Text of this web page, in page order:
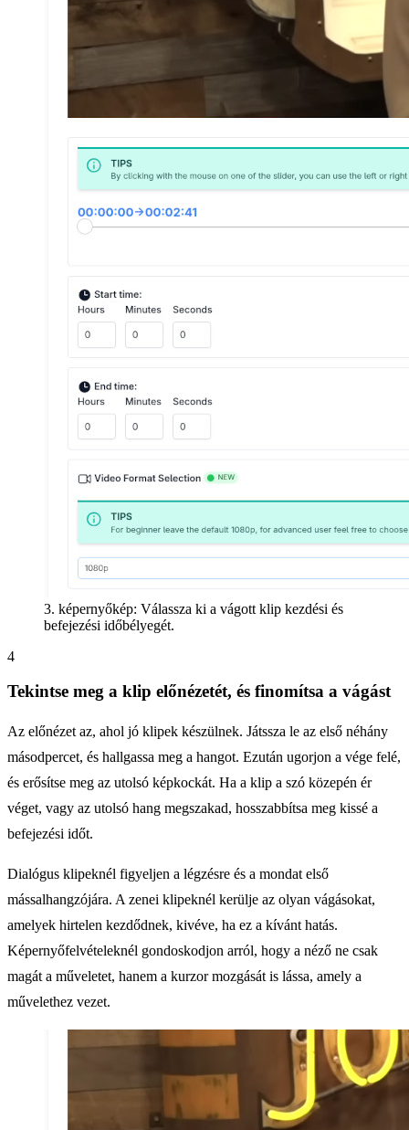
3. képernyőkép: Válassza ki a vágott klip kezdési és
befejezési időbélyegét.
4
Tekintse meg a klip előnézetét, és finomítsa a vágást
Az előnézet az, ahol jó klipek készülnek. Játssza le az első néhány
másodpercet, és hallgassa meg a hangot. Ezután ugorjon a vége felé,
és erősítse meg az utolsó képkockát. Ha a klip a szó közepén ér
véget, vagy az utolsó hang megszakad, hosszabbítsa meg kissé a
befejezési időt.
Dialógus klipeknél figyeljen a légzésre és a mondat első
mássalhangzójára. A zenei klipeknél kerülje az olyan vágásokat,
amelyek hirtelen kezdődnek, kivéve, ha ez a kívánt hatás.
Képernyőfelvételeknél gondoskodjon arról, hogy a néző ne csak
magát a műveletet, hanem a kurzor mozgását is lássa, amely a
művelethez vezet.